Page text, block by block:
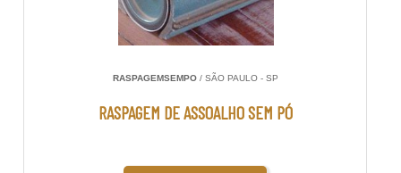
RASPAGEMSEMPO/ SÃO PAULO - SP
RASPAGEM DE ASSOALHO SEM PÓ